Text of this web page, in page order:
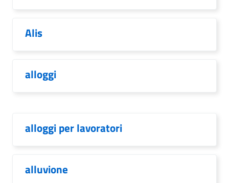
Alis
alloggi
alloggi per lavoratori
alluvione